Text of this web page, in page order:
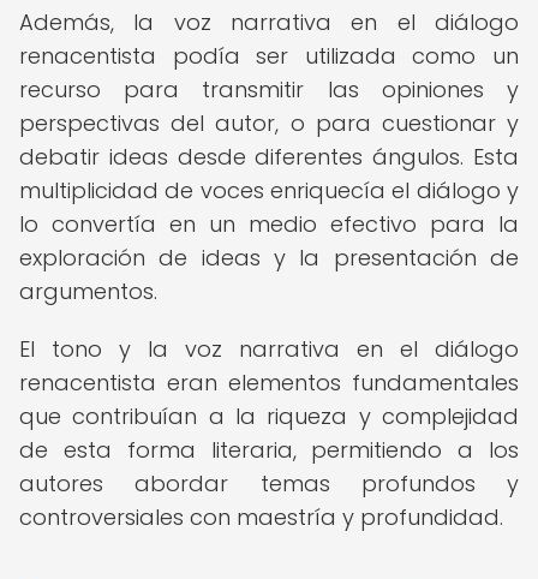
Además, la voz narrativa en el diálogo
renacentista podía ser utilizada como un
recurso para transmitir las opiniones y
perspectivas del autor, o para cuestionar y
debatir ideas desde diferentes ángulos. Esta
multiplicidad de voces enriquecía el diálogo y
lo convertía en un medio efectivo para la
exploración de ideas y la presentación de
argumentos.
El tono y la voz narrativa en el diálogo
renacentista eran elementos fundamentales
que contribuían a la riqueza y complejidad
de esta forma literaria, permitiendo a los
autores abordar temas profundos y
controversiales con maestría y profundidad.